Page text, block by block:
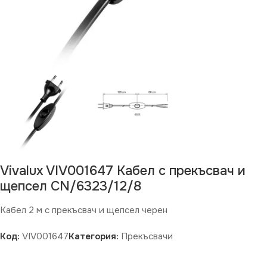
Vivalux VIV001647 Кабел с прекъсвач и
щепсел CN/6323/12/8
Кабел 2 м с прекъсвач и щепсел черен
Код: VIV001647Категория: Прекъсвачи